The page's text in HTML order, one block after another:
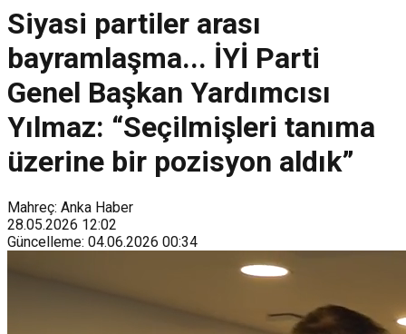
Siyasi partiler arası
bayramlaşma... İYİ Parti
Genel Başkan Yardımcısı
Yılmaz: “Seçilmişleri tanıma
üzerine bir pozisyon aldık”
Mahreç: Anka Haber
28.05.2026 12:02
Güncelleme: 04.06.2026 00:34